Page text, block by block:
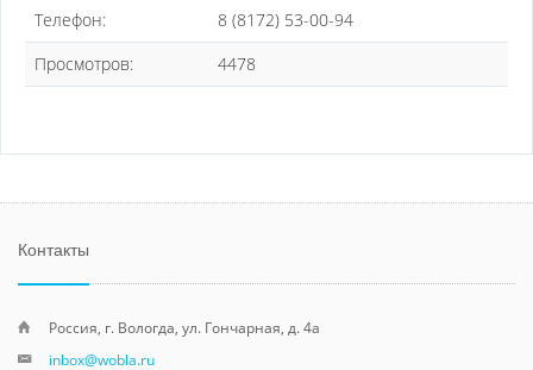
Телефон:
8 (8172) 53-00-94
Просмотров:
4478
Контакты
Россия, г. Вологда, ул. Гончарная, д. 4а
inbox@wobla.ru